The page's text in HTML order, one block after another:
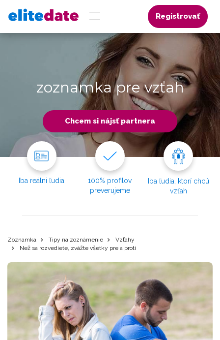
Registrovať
zoznamka pre vzťah
Chcem si nájsť partnera
Iba reálni ľudia
100% profilov
preverujeme
Iba ľudia, ktorí chcú
vzťah
Zoznamka Tipy na zoznámenie
Vzťahy
Než sa rozvediete, zvážte všetky pre a proti